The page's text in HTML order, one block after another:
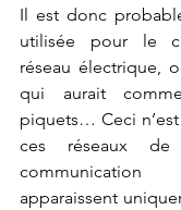
Il est donc
utilisée pour le
réseau électrique,
qui aurait
piquets… Ceci n’est
ces réseaux
communication
apparaissent